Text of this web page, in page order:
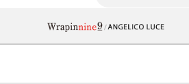
ロング・マキシ丈
その他スカート
day standard（デイスタンダード）